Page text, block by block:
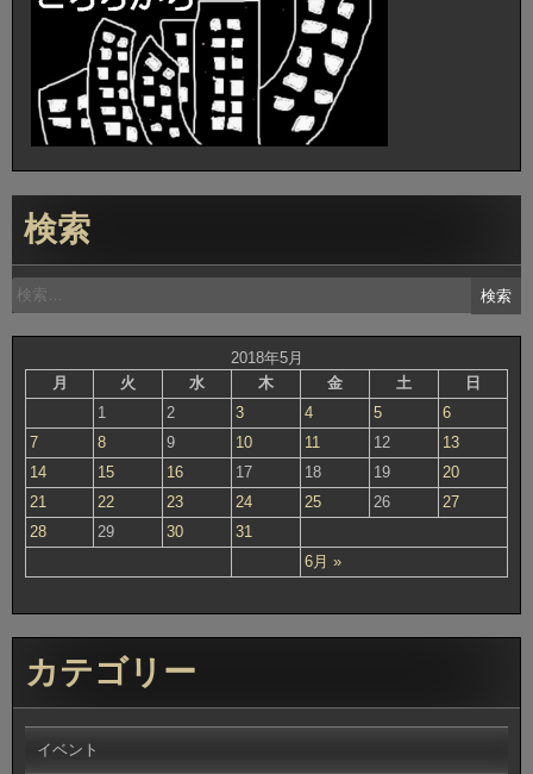
検索
検
索:
2018年5月
月
火 水 木 金 土 日
6月 »
1 2 3 4 5
6
7
8 9 10 11 12
13
14
15 16 17 18 19
20
21
22 23 24 25 26
27
28
29 30 31
カテゴリー
イベント